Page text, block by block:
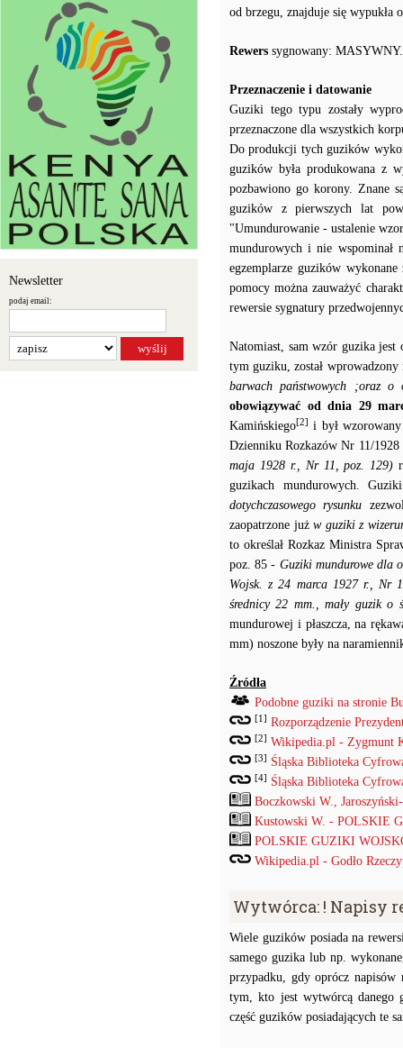
Newsletter
podaj email:
od brzegu, znajduje się
Rewers sygnowany: MASYWNY.
Przeznaczenie i datowanie
Guziki tego typu zostały
przeznaczone dla wszystkich
Do produkcji tych guzików
guzików była produkowana z
pozbawiono go korony. Znane
guzików z pierwszych lat
"Umundurowanie - ustalenie
mundurowych i nie wspominał
egzemplarze guzików
pomocy można zauważyć
rewersie sygnatury
Natomiast, sam wzór guzika jest
tym guziku, został
barwach państwowych ;oraz o
obowiązywać od dnia 29
Kamińskiego[2]
i był
Dzienniku Rozkazów Nr 11/
maja 1928 r., Nr 11, poz. 129)
guzikach mundurowych.
dotychczasowego rysunku
zaopatrzone jużw guziki z
to określał Rozkaz Ministra
poz. 85- Guziki mundurowe dla
Wojsk. z 24 marca 1927 r., Nr
średnicy 22 mm., mały guzik o
mundurowej i płaszcza, na
mm) noszone były na
Źródła
Podobne guziki na stronie
[1] Rozporządzenie
[2] Wikipedia.pl - Zygmunt
[3] Śląska Biblioteka
[4]
Śląska Biblioteka
Boczkowski W.,
Kustowski W. - POLSKIE
POLSKIE GUZIKI
Wikipedia.pl - Godło
Wytwórca: ! Napisy
Wiele guzików posiada na
samego guzika lub np.
przypadku, gdy oprócz napisów
tym, kto jest wytwórcą danego
część guzików posiadających te